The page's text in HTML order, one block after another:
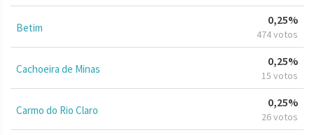
Betim
0,25%
474 votos
Cachoeira de Minas
0,25%
15 votos
Carmo do Rio Claro
0,25%
26 votos